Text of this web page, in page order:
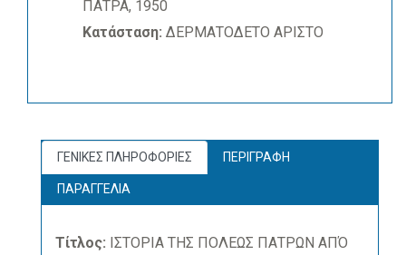
ΠΑΤΡΑ, 1950
Κατάσταση: ΔΕΡΜΑΤΟΔΕΤΟ ΑΡΙΣΤΟ
ΓΕΝΙΚΕΣ ΠΛΗΡΟΦΟΡΙΕΣ ΠΕΡΙΓΡΑΦΗ
ΠΑΡΑΓΓΕΛΙΑ
Τίτλος: ΙΣΤΟΡΙΑ ΤΗΣ ΠΟΛΕΩΣ ΠΑΤΡΩΝ ΑΠΌ